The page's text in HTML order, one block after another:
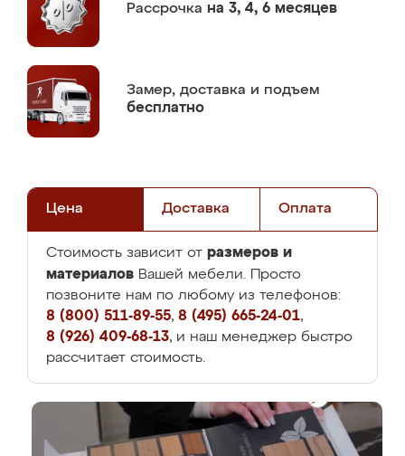
Рассрочка на 3, 4, 6 месяцев
Замер, доставка и подъем
бесплатно
Цена Доставка Оплата
Стоимость зависит от размеров и
материалов Вашей мебели. Просто
позвоните нам по любому из телефонов:
8 (800) 511-89-55, 8 (495) 665-24-01,
8 (926) 409-68-13, и наш менеджер быстро
рассчитает стоимость.